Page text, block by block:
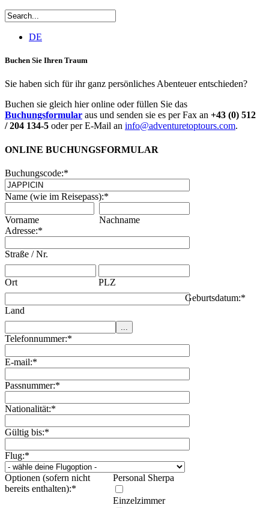
DE
Buchen Sie Ihren Traum
Sie haben sich für ihr ganz persönliches Abenteuer entschieden?
Buchen sie gleich hier online oder füllen Sie das
Buchungsformular aus und senden sie es per Fax an +43 (0) 512
/ 204 134-5 oder per E-Mail an info@adventuretoptours.com.
ONLINE BUCHUNGSFORMULAR
Buchungscode:*
Name (wie im Reisepass):*
Vorname
Nachname
Adresse:*
Straße / Nr.
Ort PLZ
Land
Geburtsdatum:*
Telefonnummer:*
E-mail:*
Passnummer:*
Nationalität:*
Gültig bis:*
Flug:*
Optionen (sofern nicht
bereits enthalten):*
Personal Sherpa
Einzelzimmer